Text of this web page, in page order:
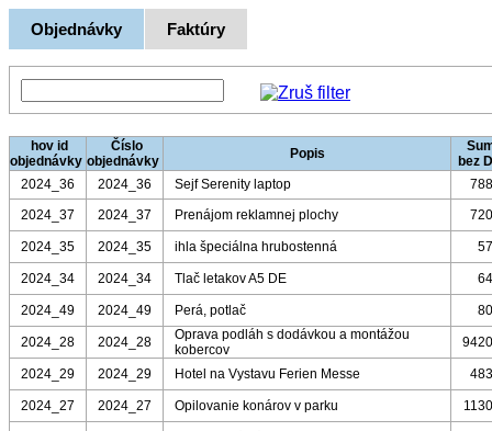
Objednávky Faktúry
hov id
objednávky
Číslo
objednávky
Popis
bez
2024_36
2024_36 Sejf Serenity laptop
2024_37
2024_37 Prenájom reklamnej plochy
2024_35 2024_35 ihla špeciálna hrubostenná
2024_34 2024_34 Tlač letakov A5 DE
2024_49 2024_49 Perá, potlač
2024_28 2024_28
Oprava podláh s dodávkou a montážou
kobercov
2024_29 2024_29 Hotel na Vystavu Ferien Messe
2024_27 2024_27 Opilovanie konárov v parku